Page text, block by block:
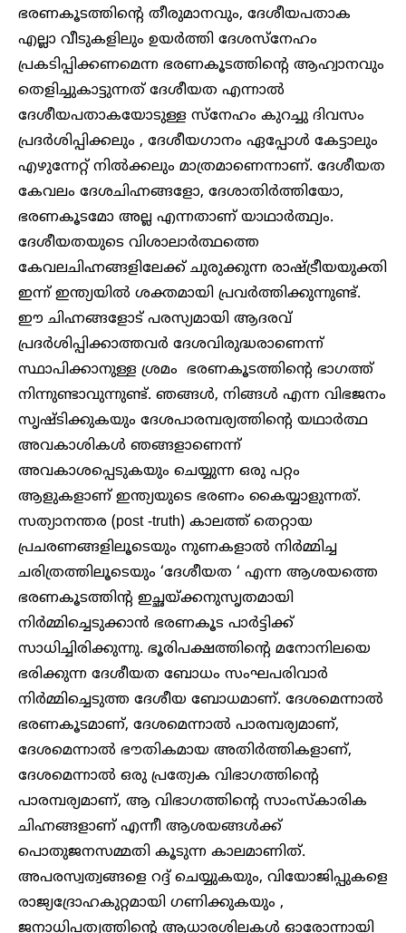
ഭരണകൂടത്തിന്റെ തീരുമാനവും, ദേശീയപതാക
എല്ലാ വീടുകളിലും ഉയര്‍ത്തി ദേശസ്നേഹം
പ്രകടിപ്പിക്കണമെന്ന ഭരണകൂടത്തിന്റെ ആഹ്വാനവും
തെളിച്ചുകാട്ടുന്നത് ദേശീയത എന്നാല്‍
ദേശീയപതാകയോടുള്ള സ്നേഹം കുറച്ചു ദിവസം
പ്രദര്‍ശിപ്പിക്കലും , ദേശീയഗാനം ഏപ്പോള്‍ കേട്ടാലും
എഴുന്നേറ്റ് നില്‍ക്കലും മാത്രമാണെന്നാണ്. ദേശീയത
കേവലം ദേശചിഹ്നങ്ങളോ, ദേശാതിര്‍ത്തിയോ,
ഭരണകൂടമോ അല്ല എന്നതാണ് യാഥാര്‍ത്ഥ്യം.
ദേശീയതയുടെ വിശാലാര്‍ത്ഥത്തെ
കേവലചിഹ്നങ്ങളിലേക്ക് ചുരുക്കുന്ന രാഷ്ട്രീയയുക്തി
ഇന്ന് ഇന്ത്യയില്‍ ശക്തമായി പ്രവര്‍ത്തിക്കുന്നുണ്ട്.
ഈ ചിഹ്നങ്ങളോട് പരസ്യമായി ആദരവ്
പ്രദര്‍ശിപ്പിക്കാത്തവര്‍ ദേശവിരുദ്ധരാണെന്ന്
സ്ഥാപിക്കാനുള്ള ശ്രമം ഭരണകൂടത്തിന്റെ ഭാഗത്ത്
നിന്നുണ്ടാവുന്നുണ്ട്. ഞങ്ങള്‍, നിങ്ങള്‍ എന്ന വിഭജനം
സൃഷ്ടിക്കുകയും ദേശപാരമ്പര്യത്തിന്റെ യഥാര്‍ത്ഥ
അവകാശികള്‍ ഞങ്ങളാണെന്ന്
അവകാശപ്പെടുകയും ചെയ്യുന്ന ഒരു പറ്റം
ആളുകളാണ് ഇന്ത്യയുടെ ഭരണം കൈയ്യാളുന്നത്.
സത്യാനന്തര (post -truth) കാലത്ത് തെറ്റായ
പ്രചരണങ്ങളിലൂടെയും നുണകളാല്‍ നിര്‍മ്മിച്ച
ചരിത്രത്തിലൂടെയും ‘ദേശീയത ‘ എന്ന ആശയത്തെ
ഭരണകൂടത്തിന്റ ഇച്ഛയ്ക്കനുസൃതമായി
നിര്‍മ്മിച്ചെടുക്കാന്‍ ഭരണകൂട പാര്‍ട്ടിക്ക്
സാധിച്ചിരിക്കുന്നു. ഭൂരിപക്ഷത്തിന്റെ മനോനിലയെ
ഭരിക്കുന്ന ദേശീയത ബോധം സംഘപരിവാര്‍
നിര്‍മ്മിച്ചെടുത്ത ദേശീയ ബോധമാണ്. ദേശമെന്നാല്‍
ഭരണകൂടമാണ്, ദേശമെന്നാല്‍ പാരമ്പര്യമാണ്,
ദേശമെന്നാല്‍ ഭൗതികമായ അതിര്‍ത്തികളാണ്,
ദേശമെന്നാല്‍ ഒരു പ്രത്യേക വിഭാഗത്തിന്റെ
പാരമ്പര്യമാണ്, ആ വിഭാഗത്തിന്റെ സാംസ്കാരിക
ചിഹ്നങ്ങളാണ് എന്നീ ആശയങ്ങള്‍ക്ക്
പൊതുജനസമ്മതി കൂടുന്ന കാലമാണിത്.
അപരസ്വത്വങ്ങളെ റദ്ദ് ചെയ്യുകയും, വിയോജിപ്പുകളെ
രാജ്യദ്രോഹകുറ്റമായി ഗണിക്കുകയും ,
ജനാധിപത്യത്തിന്റെ ആധാരശിലകള്‍ ഓരോന്നായി